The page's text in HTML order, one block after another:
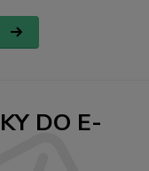
DO E-